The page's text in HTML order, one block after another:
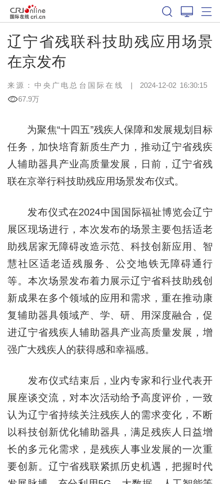
辽宁省残联科技助残应用场景
在京发布
来源：中央广电总台国际在线 | 2024-12-02 16:30:15
67.9万
为聚焦“十四五”残疾人保障和发展规划目标
任务，加快培育新质生产力，推动辽宁省残疾
人辅助器具产业高质量发展，日前，辽宁省残
联在京举行科技助残应用场景发布仪式。
发布仪式在2024中国国际福祉博览会辽宁
展区现场进行，本次发布的场景主要包括适老
助残居家无障碍改造示范、科技创新应用、智
慧社区适老适残服务、公交地铁无障碍通行
等。本次场景发布着力展示辽宁省科技助残创
新成果在多个领域的应用和需求，重在推动康
复辅助器具领域产、学、研、用深度融合，促
进辽宁省残疾人辅助器具产业高质量发展，增
强广大残疾人的获得感和幸福感。
发布仪式结束后，业内专家和行业代表开
展座谈交流，对本次活动给予高度评价，一致
认为辽宁省持续关注残疾人的需求变化，不断
以科技创新优化辅助器具，满足残疾人日益增
长的多元化需求，是残疾人事业发展的一次重
要创新。辽宁省残联紧抓历史机遇，把握时代